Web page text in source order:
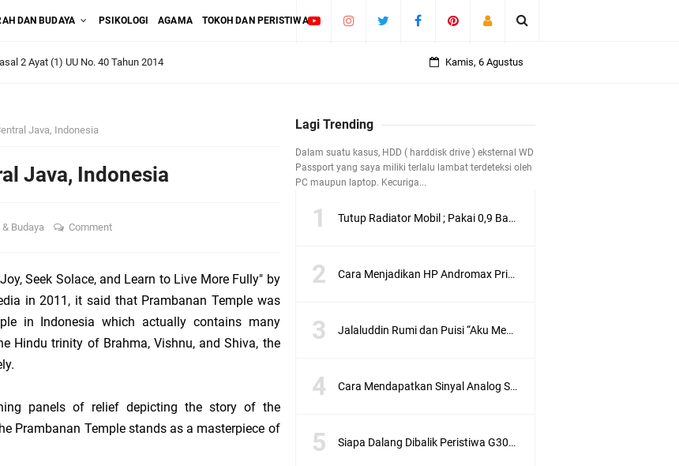
DAN BUDAYA PSIKOLOGI AGAMA TOKOH DAN PERISTIWA
2 Ayat (1) UU No. 40 Tahun 2014
Diri (Personal Accident)
Seorang Muslim yang Seharusnya
Justru Mengajarkan Pengkhianatan Terselubung
yang Benar Baik dari Sisi Psikologis maupun Administratif
Kamis, 6 Agustus
Java, Indonesia
Java, Indonesia
Budaya Comment
Seek Solace, and Learn to Live More Fully" by
in 2011, it said that Prambanan Temple was
in Indonesia which actually contains many
Hindu trinity of Brahma, Vishnu, and Shiva, the
panels of relief depicting the story of the
Prambanan Templestands as a masterpiece of
Lagi Trending
Dalam suatu kasus, HDD ( harddisk drive ) eksternal WD
Passport yang saya miliki terlalu lambat terdeteksi oleh
PC maupun laptop. Kecuriga...
Tutup Radiator Mobil ; Pakai 0,9 Bar atau 1,1 Bar ?
Cara Menjadikan HP Andromax Prime 4G LTE sebagai Perangkat Wifi Hotspot
Jalaluddin Rumi dan Puisi “Aku Mencintamu dalam Diam”
Cara Mendapatkan Sinyal Analog Stasiun Trans TV di Jakarta
Siapa Dalang Dibalik Peristiwa G30S 1965 ?